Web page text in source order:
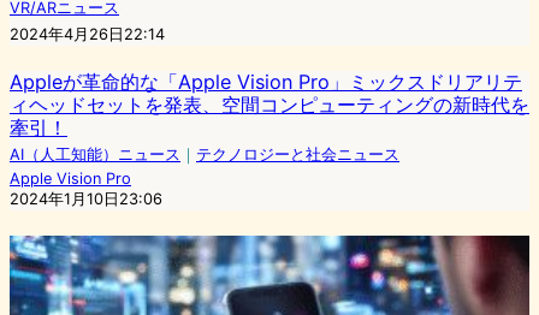
VR/ARニュース
2024年4月26日22:14
Appleが革命的な「Apple Vision Pro」ミックスドリアリテ
ィヘッドセットを発表、空間コンピューティングの新時代を
牽引！
AI（人工知能）ニュース ｜ テクノロジーと社会ニュース
Apple Vision Pro
2024年1月10日23:06